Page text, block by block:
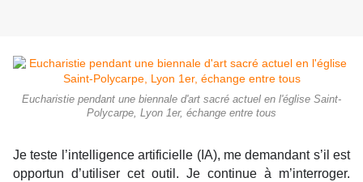
Eucharistie pendant une biennale d'art sacré actuel en l'église Saint-
Polycarpe, Lyon 1er, échange entre tous
Je teste l’intelligence artificielle (IA), me demandant s’il est
opportun d’utiliser cet outil. Je continue à m’interroger.